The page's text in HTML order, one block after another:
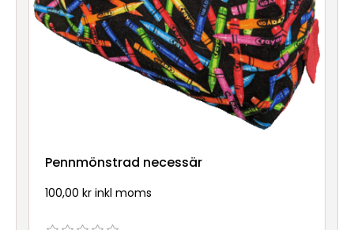
Pennmönstrad necessär
100,00 kr inkl moms